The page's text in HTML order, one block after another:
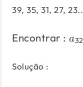
39, 35, 31, 27,
Encontrar : a32
Solução :